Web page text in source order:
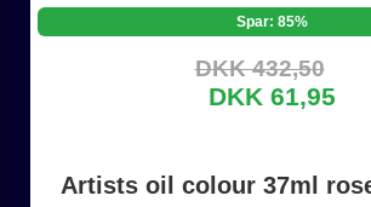
Spar: 85%
DKK 432,50
DKK 61,95
Artists oil colour 37ml